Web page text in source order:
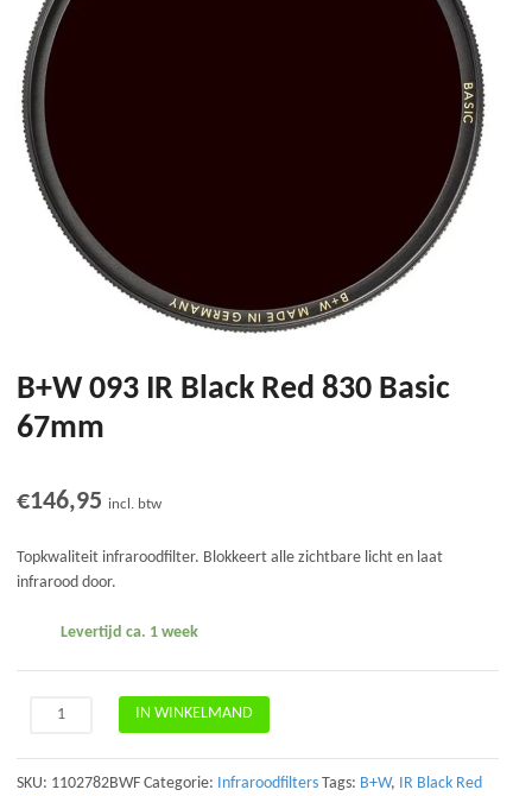
B+W 093 IR Black Red 830 Basic
67mm
€146,95 incl. btw
Topkwaliteit infraroodfilter. Blokkeert alle zichtbare licht en laat
infrarood door.
Levertijd ca. 1 week
B+W
IR
Black
IN WINKELMAND
SKU: 1102782BWF Categorie: Infraroodfilters Tags: B+W, IR Black Red